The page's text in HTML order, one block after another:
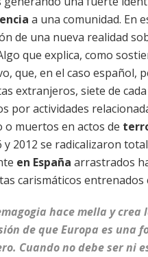
a una comunidad. En
de una nueva realidad
que explica, como
que, en el caso español,
extranjeros, siete de
por actividades
muertos en actos de
y 2012 se radicalizaron
en España arrastrados
carismáticos entrenados
hace mella y crea
de que Europa es una
Cuando no debe ser ni